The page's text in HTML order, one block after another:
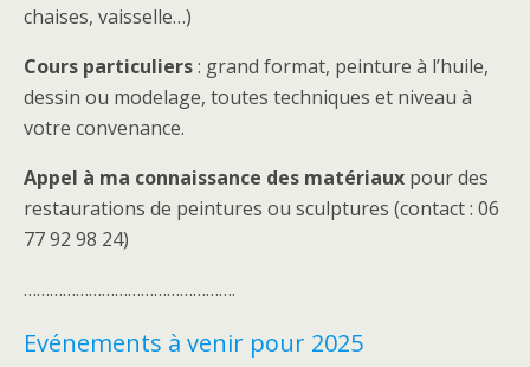
chaises, vaisselle…)
Cours particuliers: grand format, peinture à l’huile,
dessin ou modelage, toutes techniques et niveau à
votre convenance.
Appel à ma connaissance des matériaux pour des
restaurations de peintures ou sculptures (contact : 06
77 92 98 24)
………………………………………….
Evénements à venir pour 2025